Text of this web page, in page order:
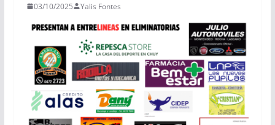
03/10/2025 Yalis Fontes